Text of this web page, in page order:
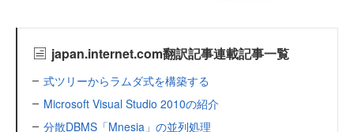
japan.internet.com翻訳記事連載記事一覧
式ツリーからラムダ式を構築する
Microsoft Visual Studio 2010の紹介
分散DBMS「Mnesia」の並列処理